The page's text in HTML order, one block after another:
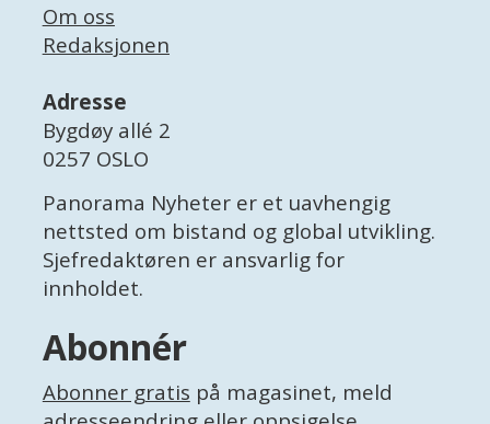
Om oss
Redaksjonen
Adresse
Bygdøy allé 2
0257 OSLO
Panorama Nyheter er et uavhengig
nettsted om bistand og global utvikling.
Sjefredaktøren er ansvarlig for
innholdet.
Abonnér
Abonner gratis på magasinet, meld